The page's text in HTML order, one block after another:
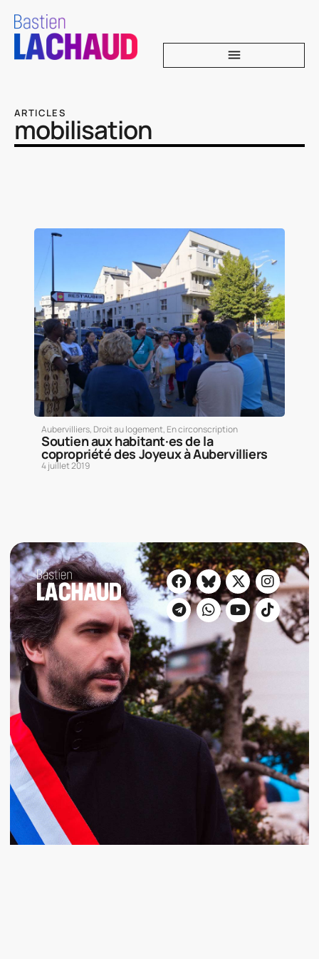
ARTICLES
mobilisation
Aubervilliers, Droit au logement, En circonscription
Soutien aux habitant·es de la
copropriété des Joyeux à Aubervilliers
4 juillet 2019